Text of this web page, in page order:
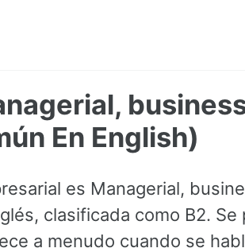
En English)
es Managerial,
clasificada como B2.
a menudo cuando se